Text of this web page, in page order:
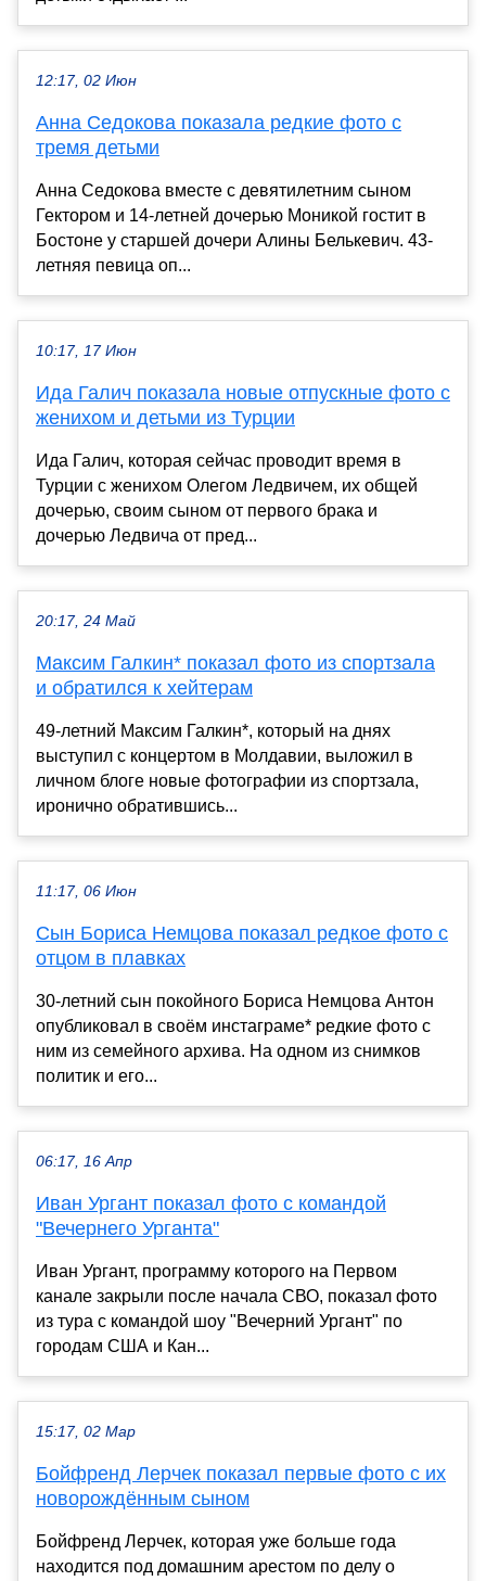
12:17, 02 Июн
Анна Седокова показала редкие фото с
тремя детьми
Анна Седокова вместе с девятилетним сыном
Гектором и 14-летней дочерью Моникой гостит в
Бостоне у старшей дочери Алины Белькевич. 43-
летняя певица оп...
10:17, 17 Июн
Ида Галич показала новые отпускные фото с
женихом и детьми из Турции
Ида Галич, которая сейчас проводит время в
Турции с женихом Олегом Ледвичем, их общей
дочерью, своим сыном от первого брака и
дочерью Ледвича от пред...
20:17, 24 Май
Максим Галкин* показал фото из спортзала
и обратился к хейтерам
49-летний Максим Галкин*, который на днях
выступил с концертом в Молдавии, выложил в
личном блоге новые фотографии из спортзала,
иронично обратившись...
11:17, 06 Июн
Сын Бориса Немцова показал редкое фото с
отцом в плавках
30-летний сын покойного Бориса Немцова Антон
опубликовал в своём инстаграме* редкие фото с
ним из семейного архива. На одном из снимков
политик и его...
06:17, 16 Апр
Иван Ургант показал фото с командой
"Вечернего Урганта"
Иван Ургант, программу которого на Первом
канале закрыли после начала СВО, показал фото
из тура с командой шоу "Вечерний Ургант" по
городам США и Кан...
15:17, 02 Мар
Бойфренд Лерчек показал первые фото с их
новорождённым сыном
Бойфренд Лерчек, которая уже больше года
находится под домашним арестом по делу о